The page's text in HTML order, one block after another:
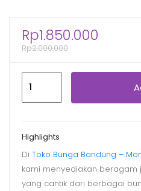
Rp1.850.000
Rp2.000.000
quantity
Highlights
Di Toko Bunga Bandung –
kami menyediakan beragam
yang cantik dari berbagai